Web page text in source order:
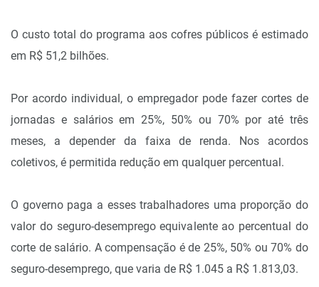
O custo total do programa aos cofres públicos é estimado
em R$ 51,2 bilhões.
Por acordo individual, o empregador pode fazer cortes de
jornadas e salários em 25%, 50% ou 70% por até três
meses, a depender da faixa de renda. Nos acordos
coletivos, é permitida redução em qualquer percentual.
O governo paga a esses trabalhadores uma proporção do
valor do seguro-desemprego equivalente ao percentual do
corte de salário. A compensação é de 25%, 50% ou 70% do
seguro-desemprego, que varia de R$ 1.045 a R$ 1.813,03.